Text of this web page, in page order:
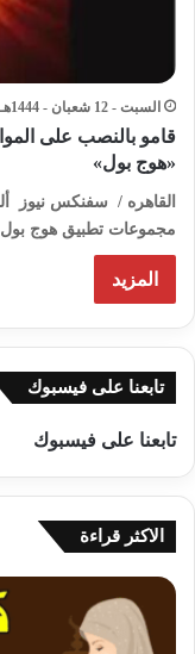
السبت - 12 شعبان - 1444هـ / 4 مارس - 2023م / 1:30 صباحًا
قامو بالنصب على
«هوج بول»
القاهره / سفنكس نيوز
مجموعات تطبيق هوج بول،
المزيد
تابعنا على فيسبوك
تابعنا على فيسبوك
الاكثر قراءة